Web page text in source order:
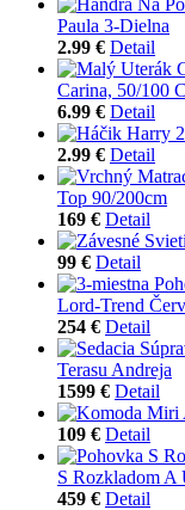
Paula 3-Dielna
2.99 € Detail
Carina, 50/100
6.99 € Detail
2.99 € Detail
Top 90/200cm
169 € Detail
99 € Detail
Lord-Trend
254 € Detail
Terasu Andreja
1599 € Detail
109 € Detail
S Rozkladom A
459 € Detail